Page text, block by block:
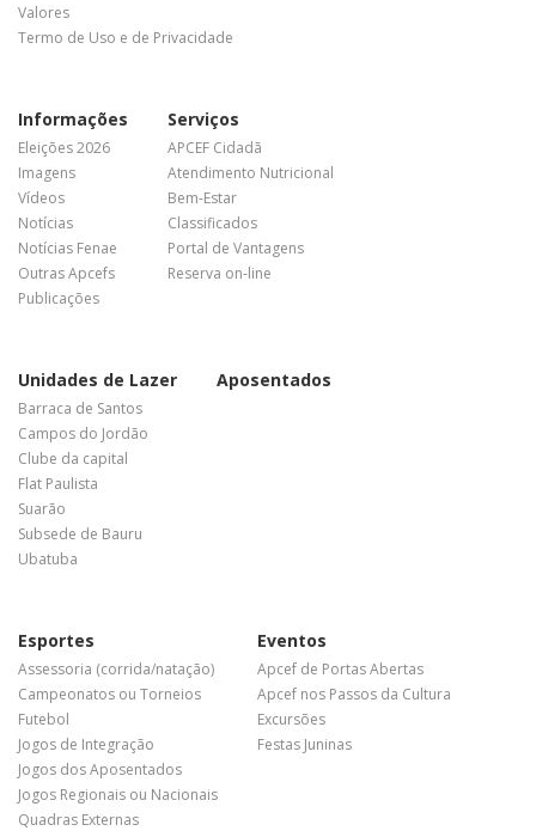
Valores
Termo de Uso e de Privacidade
Informações
Eleições 2026
Imagens
Vídeos
Notícias
Notícias Fenae
Outras Apcefs
Publicações
Serviços
APCEF Cidadã
Atendimento Nutricional
Bem-Estar
Classificados
Portal de Vantagens
Reserva on-line
Unidades de Lazer
Barraca de Santos
Campos do Jordão
Clube da capital
Flat Paulista
Suarão
Subsede de Bauru
Ubatuba
Aposentados
Esportes
Assessoria (corrida/natação)
Campeonatos ou Torneios
Futebol
Jogos de Integração
Jogos dos Aposentados
Jogos Regionais ou Nacionais
Quadras Externas
Eventos
Apcef de Portas Abertas
Apcef nos Passos da Cultura
Excursões
Festas Juninas